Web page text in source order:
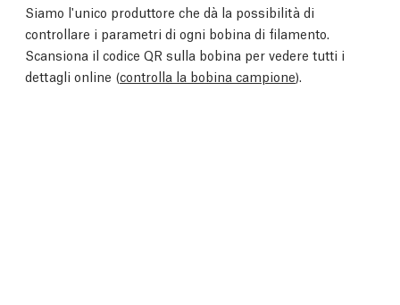
Siamo l'unico produttore che dà la possibilità di
controllare i parametri di ogni bobina di filamento.
Scansiona il codice QR sulla bobina per vedere tutti i
dettagli online (controlla la bobina campione).